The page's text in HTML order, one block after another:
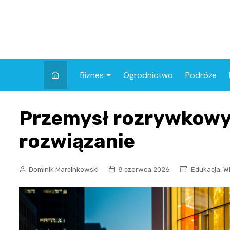
Biznes Ogrodnictwo Podróże
Przemysł
rozwiązanie
Dominik Marcinkowski 8 czerwca 2026 Edukacja,